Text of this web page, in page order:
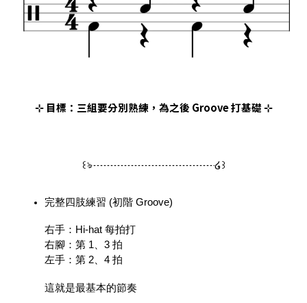
⊹ 目標：三組要分別熟練，為之後 Groove 打基礎 ⊹
꒰ঌ┈┈┈┈┈┈┈┈┈┈┈┈໒꒱
完整四肢練習 (初階 Groove)
右手：Hi-hat 每拍打
右腳：第 1、3 拍
左手：第 2、4 拍
這就是最基本的節奏